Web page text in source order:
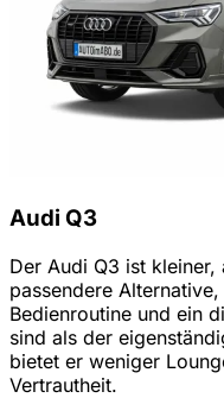
Audi Q3
Der Audi Q3 ist
passendere
Bedienroutine und ein
sind als der
bietet er weniger
Vertrautheit.